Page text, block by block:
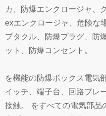
カ、防爆エンクロージャ、
exエンクロージャ、危険な
プタクル、防爆プラグ、防
ット、防爆コンセント。
を機能の防爆ボックス電気
イッチ、端子台、回路ブレ
接触。 をすべての電気部品